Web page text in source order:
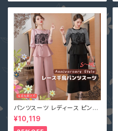
パンツスーツ レディース ピンク
2L (L寄り) 3L 即納 S M L 4L
黒 XZ-X99616 レース 七分袖
¥10,119